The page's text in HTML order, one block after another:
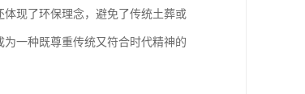
现了环保理念，避免了传统土葬或
一种既尊重传统又符合时代精神的